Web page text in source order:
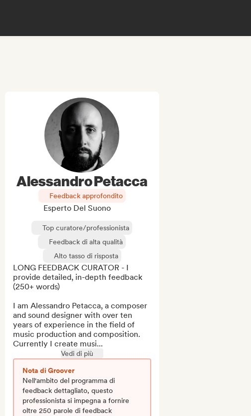
Alessandro Petacca
Feedback approfondito
Esperto Del Suono
Top curatore/professionista
Feedback di alta qualità
Alto tasso di risposta
LONG FEEDBACK CURATOR - I
provide detailed, in-depth feedback
(250+ words)
I am Alessandro Petacca, a composer
and sound designer with over ten
years of experience in the field of
music production and composition.
Currently I create musi...
Vedi di più
Nota di Groover
Nell'ambito del programma di
feedback dettagliato, questo
professionista si impegna a fornire
oltre 250 parole di feedback